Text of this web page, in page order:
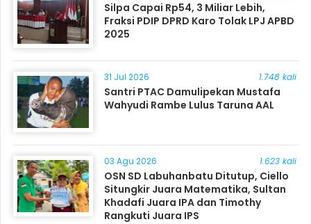
Silpa Capai Rp54, 3 Miliar Lebih,
Fraksi PDIP DPRD Karo Tolak LPJ APBD
2025
31 Jul 2026 1.748 kali
Santri PTAC Damulipekan Mustafa
Wahyudi Rambe Lulus Taruna AAL
03 Agu 2026 1.623 kali
OSN SD Labuhanbatu Ditutup, Ciello
Situngkir Juara Matematika, Sultan
Khadafi Juara IPA dan Timothy
Rangkuti Juara IPS